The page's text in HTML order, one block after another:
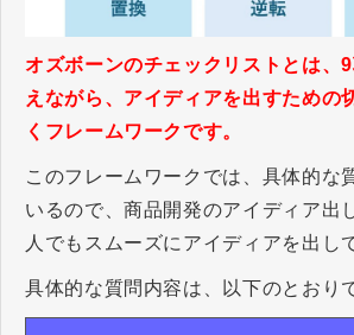
オズボーンのチェックリストとは、
えながら、アイディアを出すための
くフレームワークです。
このフレームワークでは、具体的な
いるので、商品開発のアイディア出
人でもスムーズにアイディアを出し
具体的な質問内容は、以下のとおり